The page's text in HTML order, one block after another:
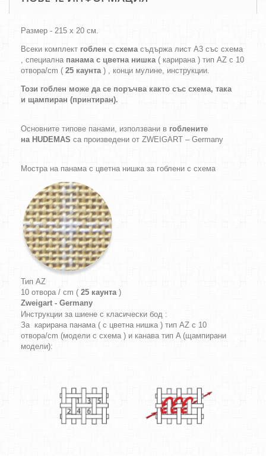
Размер - 215 х 20 см.
Всеки комплект гоблен с схемасъдържа лист А3 със схема
, специална панама с цветна нишка( карирана ) тип AZ с 10
отвора/cm ( 25 каунта) , конци мулине, инструкции.
Този гоблен може да се поръчва както със схема, така
и щампиран (принтиран).
Основните типове панами, използвани в гоблените
на HUDEMAS са произведени от ZWEIGART – Germany
Мостра на панама с цветна нишка за гоблени с схема
Тип AZ
10 отвора / cm ( 25 каунта)
Zweigart - Germany
Инструкции за шиене с класически бод :
За карирана панама ( с цветна нишка ) тип AZ с 10
отвора/cm (модели с схема ) и канава тип A (щампирани
модели):